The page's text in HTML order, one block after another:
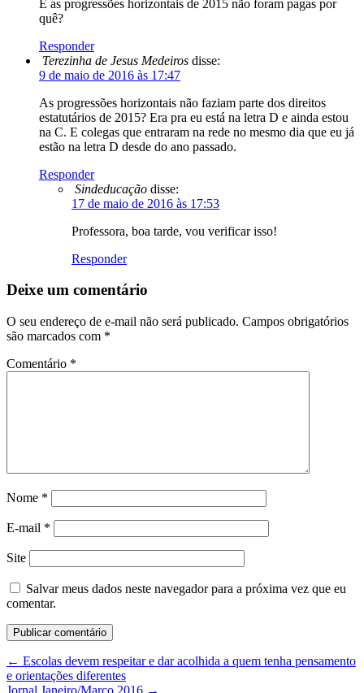
E as progressões horizontais de 2015 não foram pagas por
quê?
Responder
Terezinha de Jesus Medeiros disse:
9 de maio de 2016 às 17:47
As progressões horizontais não faziam parte dos direitos
estatutários de 2015? Era pra eu está na letra D e ainda estou
na C. E colegas que entraram na rede no mesmo dia que eu já
estão na letra D desde do ano passado.
Responder
Sindeducação disse:
17 de maio de 2016 às 17:53
Professora, boa tarde, vou verificar isso!
Responder
Deixe um comentário
O seu endereço de e-mail não será publicado. Campos obrigatórios
são marcados com *
Comentário *
Nome *
E-mail *
Site
Salvar meus dados neste navegador para a próxima vez que eu
comentar.
← Escolas devem respeitar e dar acolhida a quem tenha pensamento
e orientações diferentes